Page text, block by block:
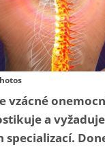
vzácné
a
specializací.